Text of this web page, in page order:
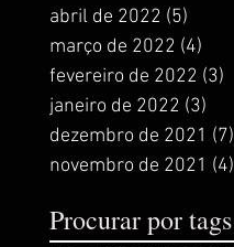
abril de 2022 (5)
março de 2022 (4)
fevereiro de 2022 (3)
janeiro de 2022 (3)
dezembro de 2021 (7)
novembro de 2021 (4)
Procurar por tags